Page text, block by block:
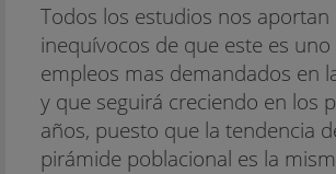
Todos los estudios nos aportan
inequívocos de que este es uno
empleos mas demandados en
y que seguirá creciendo en los
años, puesto que la tendencia
pirámide poblacional es la